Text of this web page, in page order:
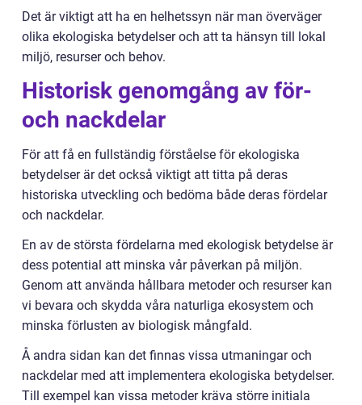
Det är viktigt att ha en helhetssyn när man överväger
olika ekologiska betydelser och att ta hänsyn till lokal
miljö, resurser och behov.
Historisk genomgång av för-
och nackdelar
För att få en fullständig förståelse för ekologiska
betydelser är det också viktigt att titta på deras
historiska utveckling och bedöma både deras fördelar
och nackdelar.
En av de största fördelarna med ekologisk betydelse är
dess potential att minska vår påverkan på miljön.
Genom att använda hållbara metoder och resurser kan
vi bevara och skydda våra naturliga ekosystem och
minska förlusten av biologisk mångfald.
Å andra sidan kan det finnas vissa utmaningar och
nackdelar med att implementera ekologiska betydelser.
Till exempel kan vissa metoder kräva större initiala